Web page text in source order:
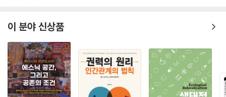
이 분야 신상품